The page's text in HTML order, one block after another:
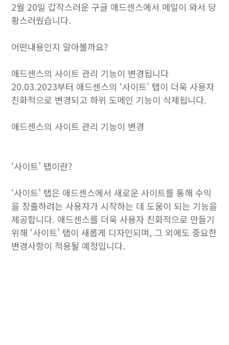
2월 20일 갑작스러운 구글 애드센스에서 메일이 와서 당
황스러웠습니다.
어떤내용인지 알아볼까요?
애드센스의 사이트 관리 기능이 변경됩니다
20.03.2023부터 애드센스의 ‘사이트’ 탭이 더욱 사용자
친화적으로 변경되고 하위 도메인 기능이 삭제됩니다.
애드센스의 사이트 관리 기능이 변경
‘사이트’ 탭이란?
‘사이트’ 탭은 애드센스에서 새로운 사이트를 통해 수익
을 창출하려는 사용자가 시작하는 데 도움이 되는 기능을
제공합니다. 애드센스를 더욱 사용자 친화적으로 만들기
위해 ‘사이트’ 탭이 새롭게 디자인되며, 그 외에도 중요한
변경사항이 적용될 예정입니다.